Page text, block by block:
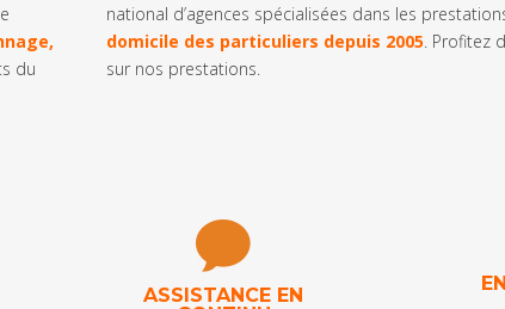
du
national d’agences spécialisées dans les
domicile des particuliers depuis 2005. Profitez
sur nos prestations.
ASSISTANCE EN